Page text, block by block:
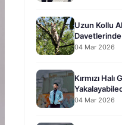
Uzun Kollu
Davetlerinde
04 Mar 2026
Kırmızı
04 Mar 2026